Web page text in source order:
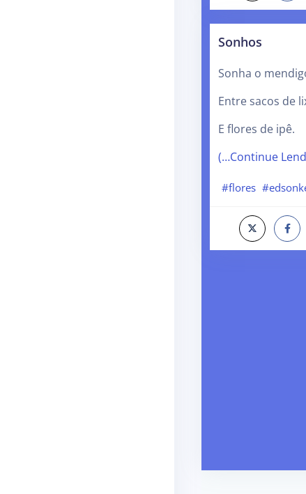
Sonhos
Sonha o
Entre sacos de
E flores de ipê.
(…Continue
#flores